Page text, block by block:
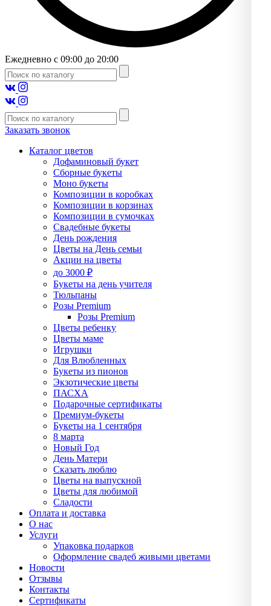
Ежедневно с 09:00 до 20:00
Заказать звонок
Каталог цветов
Дофаминовый букет
Сборные букеты
Моно букеты
Композиции в коробках
Композиции в корзинах
Композиции в сумочках
Свадебные букеты
День рождения
Цветы на День семьи
Акции на цветы
до 3000 ₽
Букеты на день учителя
Тюльпаны
Розы Premium
Розы Premium
Цветы ребенку
Цветы маме
Игрушки
Для Влюбленных
Букеты из пионов
Экзотические цветы
ПАСХА
Подарочные сертификаты
Премиум-букеты
Букеты на 1 сентября
8 марта
Новый Год
День Матери
Сказать люблю
Цветы на выпускной
Цветы для любимой
Сладости
Оплата и доставка
О нас
Услуги
Упаĸовĸа подарĸов
Оформление свадеб живыми цветами
Новости
Отзывы
Контакты
Сертификаты